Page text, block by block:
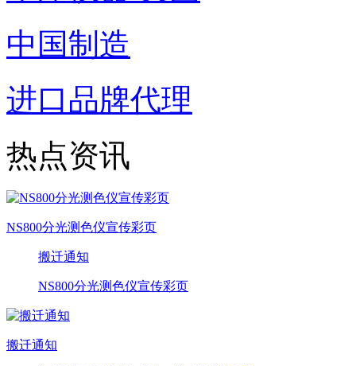
中国制造
进口品牌代理
热点资讯
NS800分光测色仪宣传彩页
搬迁通知
NS800分光测色仪宣传彩页
搬迁通知